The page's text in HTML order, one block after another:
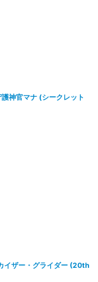
神官マナ (シークレット
イザー・グライダー (20th